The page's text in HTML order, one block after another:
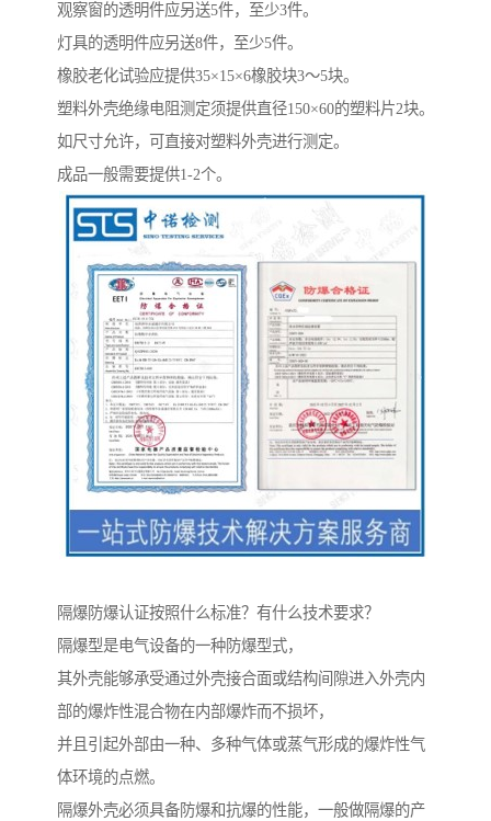
观察窗的透明件应另送5件，至少3件。
灯具的透明件应另送8件，至少5件。
橡胶老化试验应提供35×15×6橡胶块3～5块。
塑料外壳绝缘电阻测定须提供直径150×60的塑料片2块。
如尺寸允许，可直接对塑料外壳进行测定。
成品一般需要提供1-2个。
隔爆防爆认证按照什么标准？有什么技术要求？
隔爆型是电气设备的一种防爆型式，
其外壳能够承受通过外壳接合面或结构间隙进入外壳内
部的爆炸性混合物在内部爆炸而不损坏，
并且引起外部由一种、多种气体或蒸气形成的爆炸性气
体环境的点燃。
隔爆外壳必须具备防爆和抗爆的性能，一般做隔爆的产